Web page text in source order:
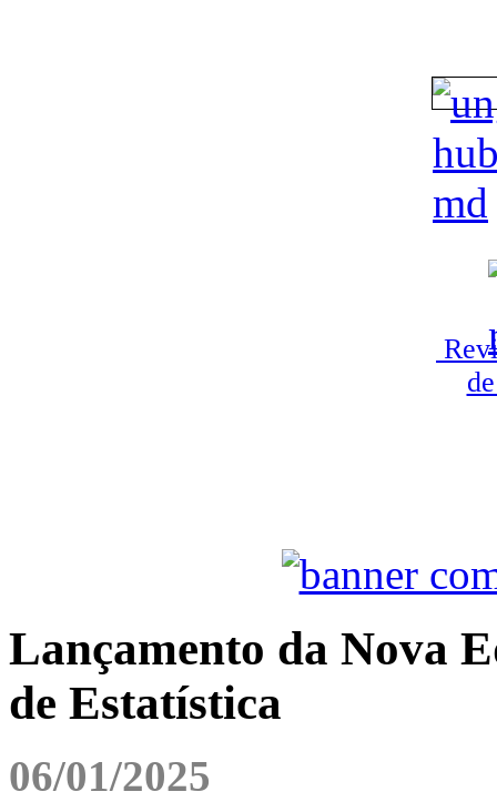
Lançamento da Nova
de Estatística
06/01/2025